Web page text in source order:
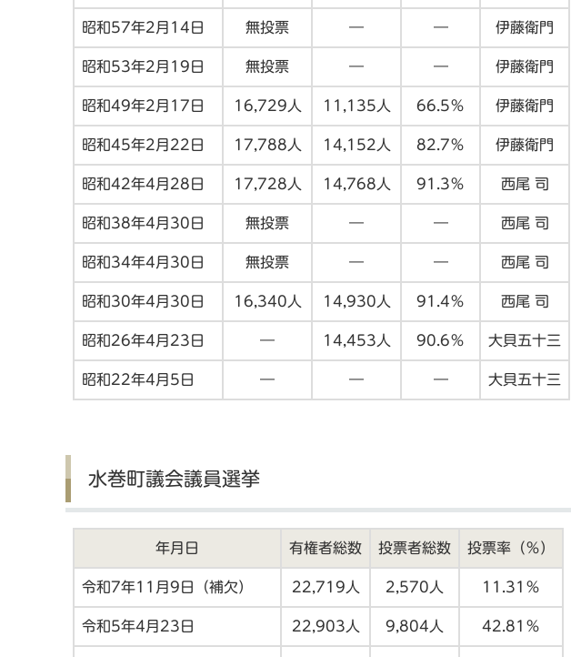
昭和57年2月14日 無投票 ― ― 伊藤衛門
昭和53年2月19日 無投票 ― ― 伊藤衛門
昭和49年2月17日 16,729人 11,135人 66.5％ 伊藤衛門
昭和45年2月22日 17,788人 14,152人 82.7％ 伊藤衛門
昭和42年4月28日 17,728人 14,768人 91.3％ 西尾 司
昭和38年4月30日 無投票 ― ― 西尾 司
昭和34年4月30日 無投票 ― ― 西尾 司
昭和30年4月30日 16,340人 14,930人 91.4％ 西尾 司
昭和26年4月23日 ― 14,453人 90.6％ 大貝五十三
昭和22年4月5日 ― ― ― 大貝五十三
水巻町議会議員選挙
年月日 有権者総数 投票者総数 投票率（％）
令和7年11月9日（補欠） 22,719人 2,570人 11.31％
令和5年4月23日 22,903人 9,804人 42.81％